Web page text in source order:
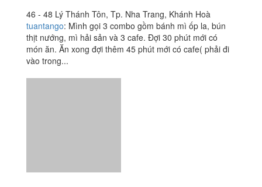
46 - 48 Lý Thánh Tôn, Tp. Nha Trang, Khánh Hoà
tuantango: Mình gọi 3 combo gồm bánh mì ốp la, bún
thịt nướng, mì hải sản và 3 cafe. Đợi 30 phút mới có
món ăn. Ăn xong đợi thêm 45 phút mới có cafe( phải đi
vào trong...